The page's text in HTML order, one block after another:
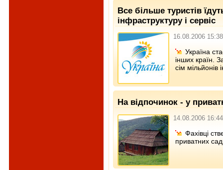
Все більше туристів
інфраструктуру і сервіс
16.08.2006 15:38
Україна
інших країн.
сім
На відпочинок - у
14.08.2006 16:44
Фахівці
приватних